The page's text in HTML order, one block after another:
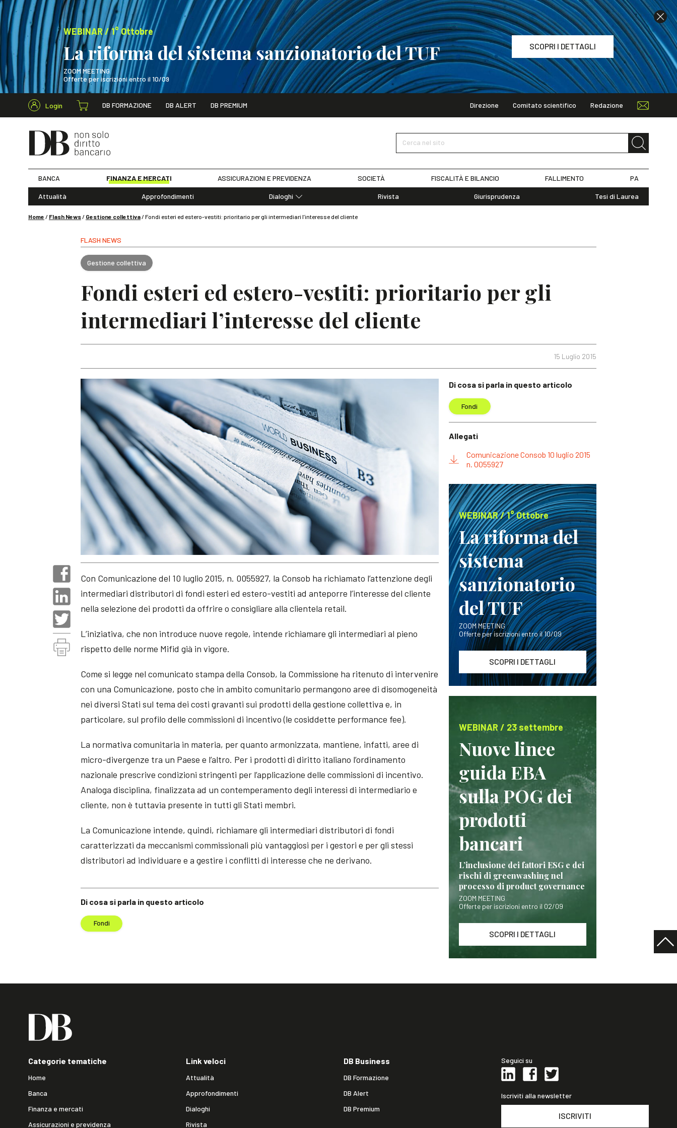
WEBINAR / 1° Ottobre
La riforma del sistema sanzionatorio del TUF
ZOOM MEETING
Offerte per iscrizioni entro il 10/09
SCOPRI I DETTAGLI
WEBINAR / 1° Ottobre
Login DB FORMAZIONE DB ALERT DB PREMIUM Direzione Comitato scientifico Redazione
Cerca nel sito
BANCA FINANZA E MERCATI ASSICURAZIONI E PREVIDENZA SOCIETÀ FISCALITÀ E BILANCIO FALLIMENTO PA
Attualità Approfondimenti
Dialoghi
Rivista Giurisprudenza Tesi di Laurea
Home / Flash News/ Gestione collettiva/Fondi esteri ed estero-vestiti: prioritario per gli intermediari l’interesse del cliente
FLASH NEWS
Gestione collettiva
Fondi esteri ed estero-vestiti: prioritario per gli
intermediari l’interesse del cliente
15 Luglio 2015
Di cosa si parla in questo articolo
Fondi
Con Comunicazione del 10 luglio 2015, n. 0055927, la Consob ha richiamato l’attenzione degli
intermediari distributori di fondi esteri ed estero-vestiti ad anteporre l’interesse del cliente
nella selezione dei prodotti da offrire o consigliare alla clientela retail.
L’iniziativa, che non introduce nuove regole, intende richiamare gli intermediari al pieno
rispetto delle norme Mifid già in vigore.
Come si legge nel comunicato stampa della Consob, la Commissione ha ritenuto di intervenire
con una Comunicazione, posto che in ambito comunitario permangono aree di disomogeneità
nei diversi Stati sul tema dei costi gravanti sui prodotti della gestione collettiva e, in
particolare, sul profilo delle commissioni di incentivo (le cosiddette performance fee).
La normativa comunitaria in materia, per quanto armonizzata, mantiene, infatti, aree di
micro-divergenze tra un Paese e l’altro. Per i prodotti di diritto italiano l’ordinamento
nazionale prescrive condizioni stringenti per l’applicazione delle commissioni di incentivo.
Analoga disciplina, finalizzata ad un contemperamento degli interessi di intermediario e
cliente, non è tuttavia presente in tutti gli Stati membri.
La Comunicazione intende, quindi, richiamare gli intermediari distributori di fondi
caratterizzati da meccanismi commissionali più vantaggiosi per i gestori e per gli stessi
distributori ad individuare e a gestire i conflitti di interesse che ne derivano.
Di cosa si parla in questo articolo
Fondi
Allegati
Comunicazione Consob 10 luglio 2015
n. 0055927
WEBINAR / 1° Ottobre
La riforma del
sistema
sanzionatorio
del TUF
ZOOM MEETING
Offerte per iscrizioni entro il 10/09
SCOPRI I DETTAGLI
WEBINAR / 23 settembre
Nuove linee
guida EBA
sulla POG dei
prodotti
bancari
L’inclusione dei fattori ESG e dei
rischi di greenwashing nel
processo di product governance
ZOOM MEETING
Offerte per iscrizioni entro il 02/09
SCOPRI I DETTAGLI
Categorie tematiche
Home
Banca
Finanza e mercati
Assicurazioni e previdenza
Link veloci
Attualità
Approfondimenti
Dialoghi
Rivista
DB Business
DB Formazione
DB Alert
DB Premium
Seguici su
Iscriviti alla newsletter
ISCRIVITI